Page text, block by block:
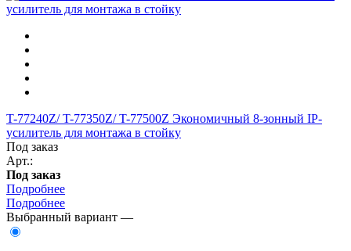
T-77240Z/ T-77350Z/ T-77500Z Экономичный 8-зонный IP-
усилитель для монтажа в стойку
Под заказ
Арт.:
Под заказ
Подробнее
Подробнее
Выбранный вариант —